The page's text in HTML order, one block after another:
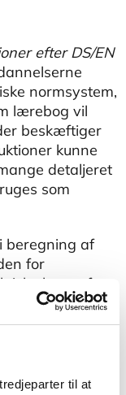
til at
efter DS/EN
normsystem,
lærebog vil
beskæftiger
kunne
detaljeret
som
beregning af
for
brug af
annekser.
almindeligt